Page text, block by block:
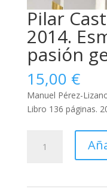
Pilar
2014.
pasión
15,00 €
Manuel Pérez-
Libro 136 páginas.
Castellano